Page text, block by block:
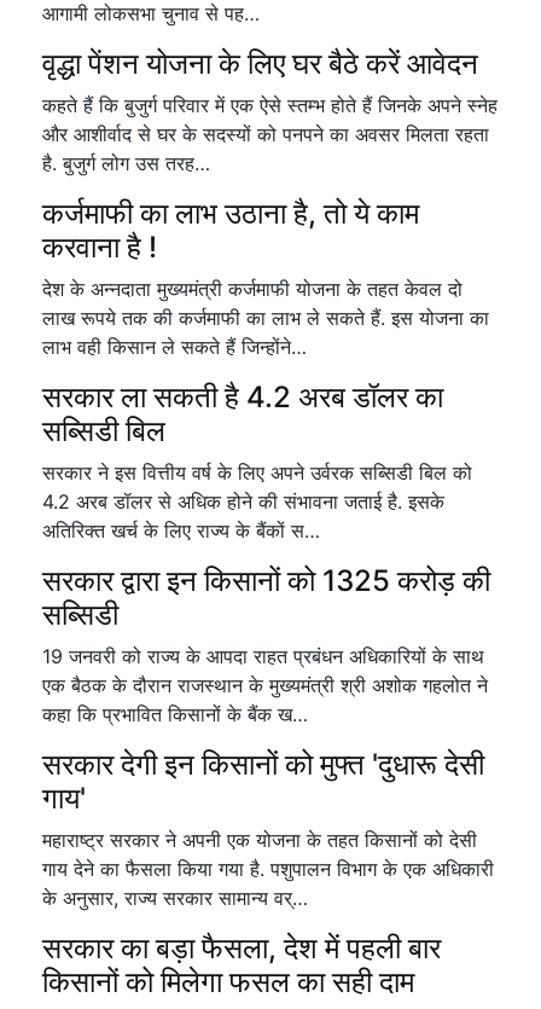
आगामी लोकसभा चुनाव से पह…
वृद्धा पेंशन योजना के लिए घर बैठे करें आवेदन
कहते हैं कि बुजुर्ग परिवार में एक ऐसे स्तम्भ होते हैं जिनके अपने स्नेह
और आशीर्वाद से घर के सदस्यों को पनपने का अवसर मिलता रहता
है. बुजुर्ग लोग उस तरह…
कर्जमाफी का लाभ उठाना है, तो ये काम
करवाना है !
देश के अन्नदाता मुख्यमंत्री कर्जमाफी योजना के तहत केवल दो
लाख रूपये तक की कर्जमाफी का लाभ ले सकते हैं. इस योजना का
लाभ वही किसान ले सकते हैं जिन्होंने…
सरकार ला सकती है 4.2 अरब डॉलर का
सब्सिडी बिल
सरकार ने इस वित्तीय वर्ष के लिए अपने उर्वरक सब्सिडी बिल को
4.2 अरब डॉलर से अधिक होने की संभावना जताई है. इसके
अतिरिक्त खर्च के लिए राज्य के बैंकों स…
सरकार द्वारा इन किसानों को 1325 करोड़ की
सब्सिडी
19 जनवरी को राज्य के आपदा राहत प्रबंधन अधिकारियों के साथ
एक बैठक के दौरान राजस्थान के मुख्यमंत्री श्री अशोक गहलोत ने
कहा कि प्रभावित किसानों के बैंक ख…
सरकार देगी इन किसानों को मुफ्त 'दुधारू देसी
गाय'
महाराष्ट्र सरकार ने अपनी एक योजना के तहत किसानों को देसी
गाय देने का फैसला किया गया है. पशुपालन विभाग के एक अधिकारी
के अनुसार, राज्य सरकार सामान्य वर्…
सरकार का बड़ा फैसला, देश में पहली बार
किसानों को मिलेगा फसल का सही दाम